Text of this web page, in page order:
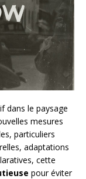
dans le paysage
mesures
particuliers
adaptations
cette
pour éviter